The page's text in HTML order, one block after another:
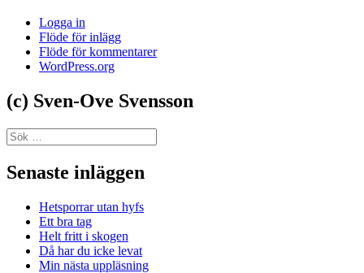
Logga in
Flöde för inlägg
Flöde för kommentarer
WordPress.org
(c) Sven-Ove Svensson
Sök
efter:
Senaste inläggen
Hetsporrar utan hyfs
Ett bra tag
Helt fritt i skogen
Då har du icke levat
Min nästa uppläsning